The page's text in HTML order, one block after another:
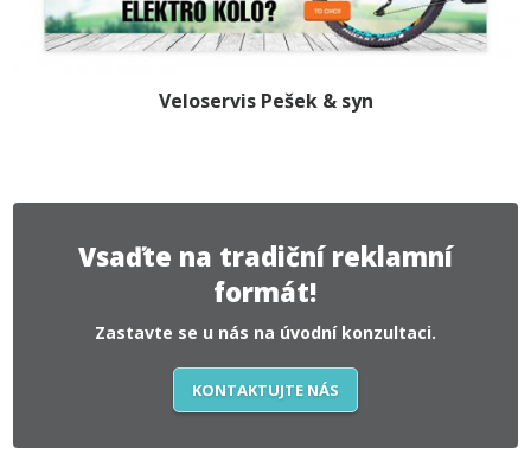
Veloservis Pešek & syn
Vsaďte na tradiční reklamní
formát!
Zastavte se u nás na úvodní konzultaci.
KONTAKTUJTE NÁS